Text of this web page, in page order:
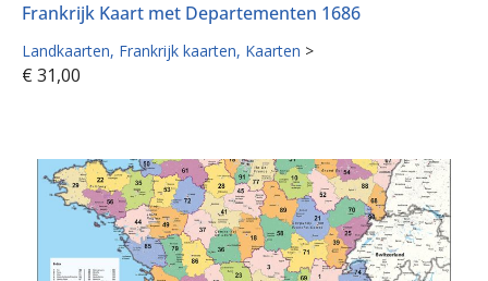
Frankrijk Kaart met Departementen 1686
Landkaarten Frankrijk kaarten Kaarten >
€ 31,00